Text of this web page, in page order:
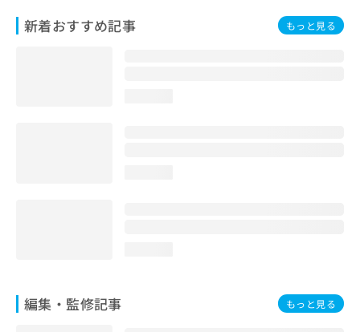
新着おすすめ記事 もっと見る
編集・監修記事 もっと見る
問